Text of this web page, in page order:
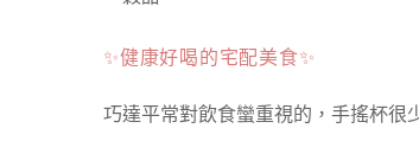
✨健康好喝的宅配美食✨
巧達平常對飲食蠻重視的，手搖杯很